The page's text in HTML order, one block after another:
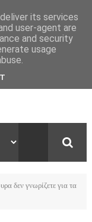
δεν γνωρίζετε για τα
its services
user-agent are
and security
usage